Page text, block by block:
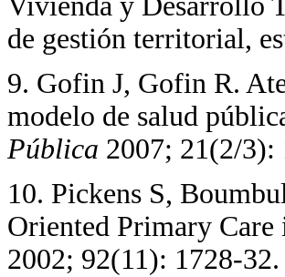
de gestión territorial,
9. Gofin J, Gofin R.
modelo de salud
Pública 2007; 21(2/3):
10. Pickens S,
Oriented Primary
2002; 92(11): 1728-32.